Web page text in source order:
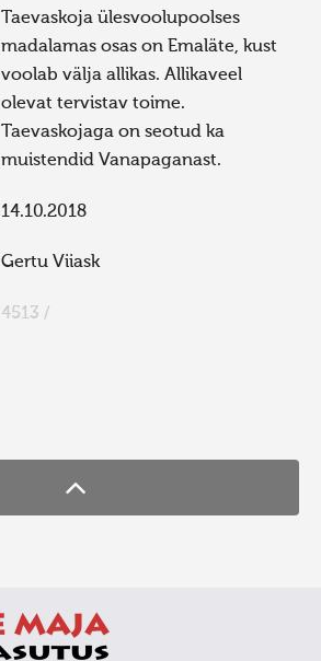
Taevaskoja ülesvoolupoolses
madalamas osas on Emaläte, kust
voolab välja allikas. Allikaveel
olevat tervistav toime.
Taevaskojaga on seotud ka
muistendid Vanapaganast.
14.10.2018
Gertu Viiask
4513 /